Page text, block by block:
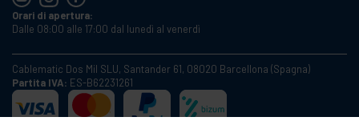
Orari di apertura:
Dalle 08:00 alle 17:00 dal lunedì al venerdì
Cablematic Dos Mil SLU, Santander 61, 08020 Barcellona (Spagna)
Partita IVA: ES-B62231261